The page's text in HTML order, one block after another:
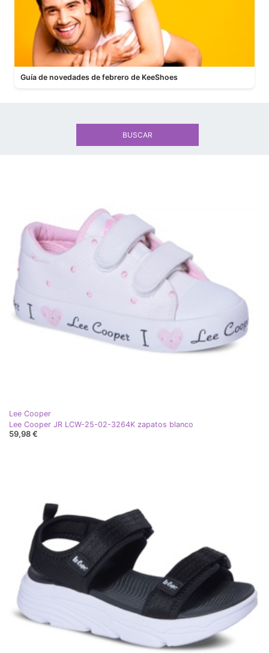
Guía de novedades de febrero de KeeShoes
Lee Cooper
Lee Cooper JR LCW-25-02-3264K zapatos blanco
59,98 €
BUSCAR